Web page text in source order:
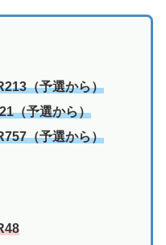
（予選から）
（予選から）
（予選から）